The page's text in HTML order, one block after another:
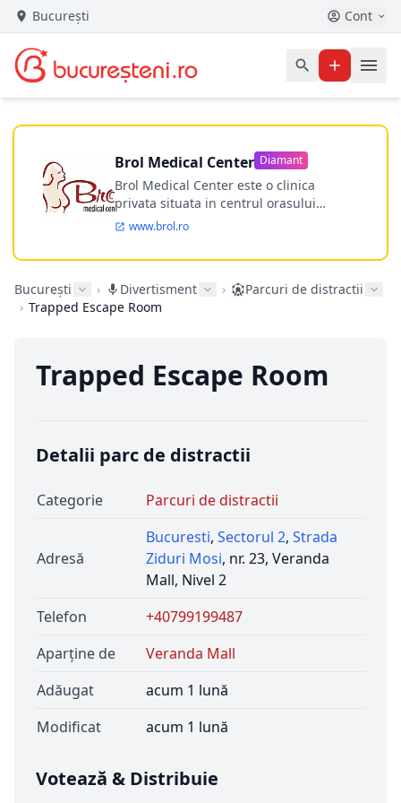
București Cont
Brol Medical Center Diamant
Brol Medical Center este o clinica
privata situata in centrul orasului
Timisoara avand o experienta de
Incepand din anul 2009 clinica isi
ultramodern.
www.brol.ro
București › Divertisment ›
Parcuri de distractii
› Trapped Escape Room
Trapped Escape Room
Detalii parc de distractii
Categorie Parcuri de distractii
Adresă
Bucuresti, Sectorul 2, Strada
Ziduri Mosi, nr. 23, Veranda
Mall, Nivel 2
Telefon
+40799199487
Aparține de
Veranda Mall
Adăugat
acum 1 lună
Modificat
acum 1 lună
Votează & Distribuie